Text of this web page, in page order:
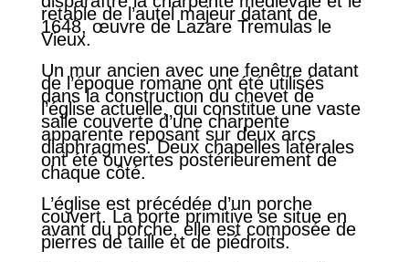
retable de l’autel majeur datant de
1648, œuvre de Lazare Tremulas le
Vieux.
Un mur ancien avec une fenêtre datant
de l’époque romane ont été utilisés
dans la construction du chevet de
l’église actuelle, qui constitue une vaste
salle couverte d’une charpente
apparente reposant sur deux arcs
diaphragmes. Deux chapelles latérales
ont été ouvertes postérieurement de
chaque côté.
L’église est précédée d’un porche
couvert. La porte primitive se situe en
avant du porche, elle est composée de
pierres de taille et de piédroits.